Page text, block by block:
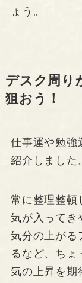
ょう。
デスク周り
狙おう！
仕事運や勉強
紹介しました
常に整理整頓
気が入ってき
気分の上がる
るなど、ちょ
気の上昇を期